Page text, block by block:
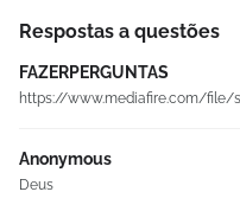
Respostas a questões
FAZERPERGUNTAS
https://www.mediafire.com/file/
Anonymous
Deus